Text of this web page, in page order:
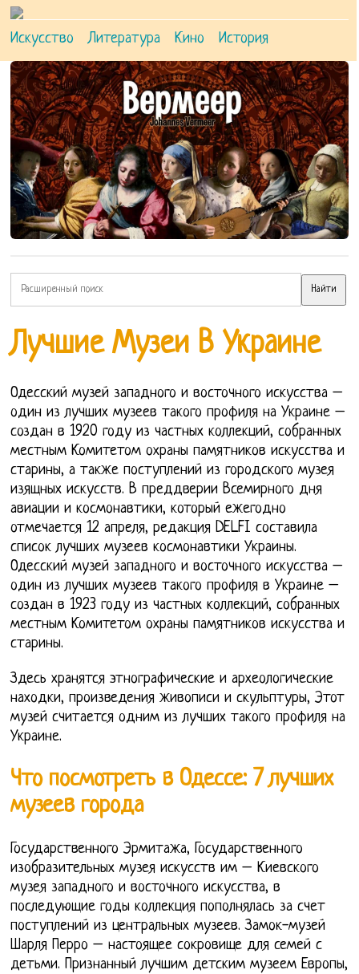
Искусство Литература Кино История
Лучшие Музеи В Украине
Одесский музей западного и восточного искусства –
один из лучших музеев такого профиля на Украине –
создан в 1920 году из частных коллекций, собранных
местным Комитетом охраны памятников искусства и
старины, а также поступлений из городского музея
изящных искусств. В преддверии Всемирного дня
авиации и космонавтики, который ежегодно
отмечается 12 апреля, редакция DELFI составила
список лучших музеев космонавтики Украины.
Одесский музей западного и восточного искусства –
один из лучших музеев такого профиля в Украине –
создан в 1923 году из частных коллекций, собранных
местным Комитетом охраны памятников искусства и
старины.
Здесь хранятся этнографические и археологические
находки, произведения живописи и скульптуры, Этот
музей считается одним из лучших такого профиля на
Украине.
Что посмотреть в Одессе: 7 лучших
музеев города
Государственного Эрмитажа, Государственного
изобразительных музея искусств им – Киевского
музея западного и восточного искусства, в
последующие годы коллекция пополнялась за счет
поступлений из центральных музеев. Замок-музей
Шарля Перро – настоящее сокровище для семей с
детьми. Признанный лучшим детским музеем Европы,